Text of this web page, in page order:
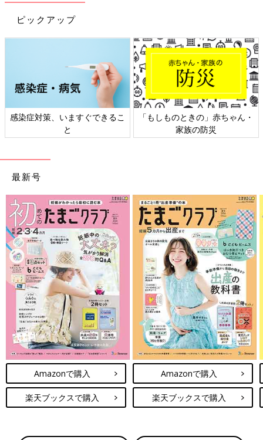
た。
立ち上がってベビーベットまで様子を見に行かなくてもよくなる
し、違う部屋でリフレッシュもできるようになったので心も身体
も休めることができてとっても助けられました。
産後赤ちゃんから目が離せないお母さんに、ぜひおすすめしたい
アイテムです。
関連：【産後100日】先輩ママが感じた体の不調・つらかったこ
との1位は？
→妊娠期のお話【妊娠なめてました日記（全10話）】はこちら
[ひよこエッグ]
都内在住のワーママ。
2015年3月産まれの娘と夫の3人家族。
子育ての記録をブログやインスタグラムで公開中
ブログ：ひよこエッグつうしん
●記事の内容は記事執筆当時の情報であり、現在と異なる場合が
ピックアップ
感染症対策、いますぐできるこ
と
「もしものときの」赤ちゃん・
家族の防災
最新号
Amazonで購入
楽天ブックスで購入
Amazonで購入
楽天ブックスで購入